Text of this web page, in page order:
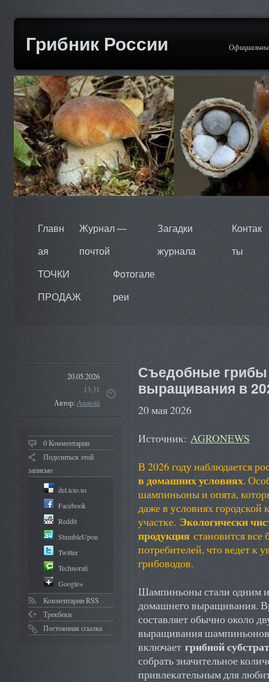
Грибник России
Главн
ая
Журнал —
почтой
Загадки
журнала
Контак
ты
ТОЧКИ
ПРОДАЖ
Фотогале
реи
20.05.2026
13:31
Автор:Anatolii
0 Комментарии
Поделиться этой
записью
del.icio.us
Facebook
Reddit
StumbleUpon
Twitter
Technorati
Google+
Комментарии RSS
Трекбеки
Постоянная ссылка
Съедобные
выращивания в
20 мая 2026
Источник: AGRONEWS
В 2026 году наблюдается
в домашних условиях.
шампиньоны и опята,
даже в условиях
участке. Экологически
продукция становится все
потребителей, что ведет к
грибоводов.
Шампиньоны стали одним
домашнего выращивания.
составляет обычно около
выращивания шампиньонов
включает грибной
собрать значительное
привлекательным для